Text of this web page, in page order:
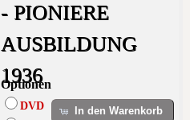
- PIONIERE
AUSBILDUNG
1936
In den Warenkorb
Optionen
DVD